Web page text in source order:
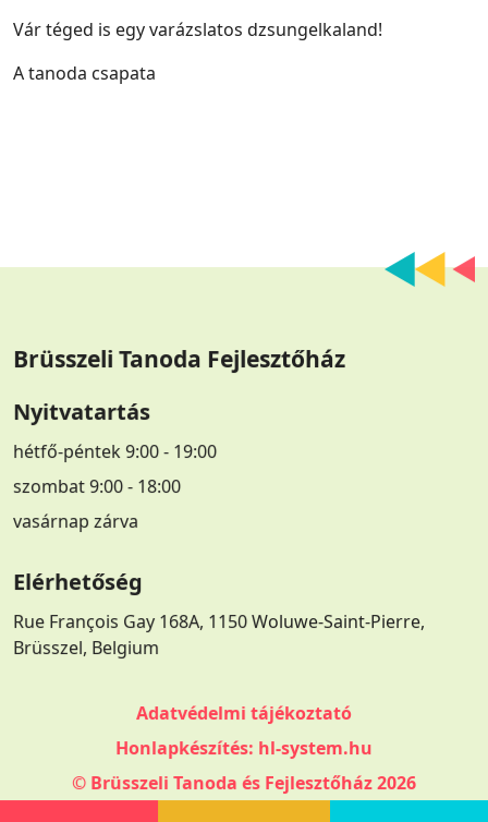
Vár téged is egy varázslatos dzsungelkaland!
A tanoda csapata
Brüsszeli Tanoda Fejlesztőház
Nyitvatartás
hétfő-péntek 9:00 - 19:00
szombat 9:00 - 18:00
vasárnap zárva
Elérhetőség
Rue François Gay 168A, 1150 Woluwe-Saint-Pierre,
Brüsszel, Belgium
Adatvédelmi tájékoztató
Honlapkészítés: hl-system.hu
© Brüsszeli Tanoda és Fejlesztőház 2026